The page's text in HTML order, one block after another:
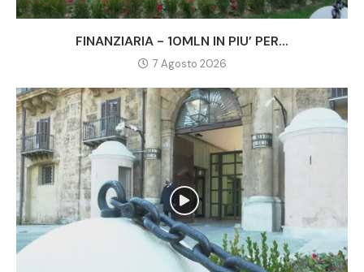
FINANZIARIA - 10MLN IN PIU’ PER...
7 Agosto 2026